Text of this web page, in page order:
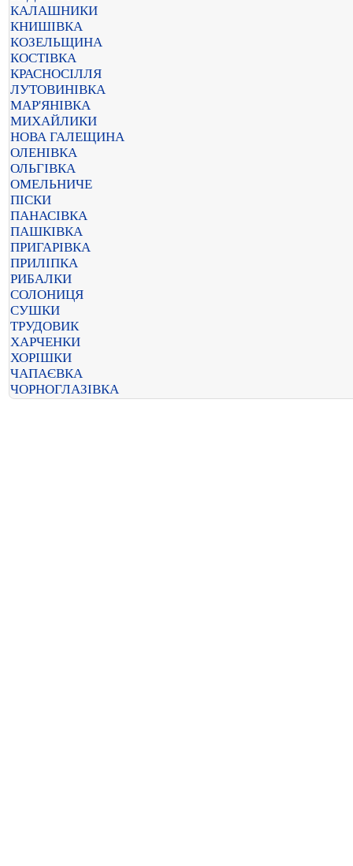
КАЛАШНИКИ
КНИШІВКА
КОЗЕЛЬЩИНА
КОСТІВКА
КРАСНОСІЛЛЯ
ЛУТОВИНІВКА
МАР'ЯНІВКА
МИХАЙЛИКИ
НОВА ГАЛЕЩИНА
ОЛЕНІВКА
ОЛЬГІВКА
ОМЕЛЬНИЧЕ
ПІСКИ
ПАНАСІВКА
ПАШКІВКА
ПРИГАРІВКА
ПРИЛІПКА
РИБАЛКИ
СОЛОНИЦЯ
СУШКИ
ТРУДОВИК
ХАРЧЕНКИ
ХОРІШКИ
ЧАПАЄВКА
ЧОРНОГЛАЗІВКА